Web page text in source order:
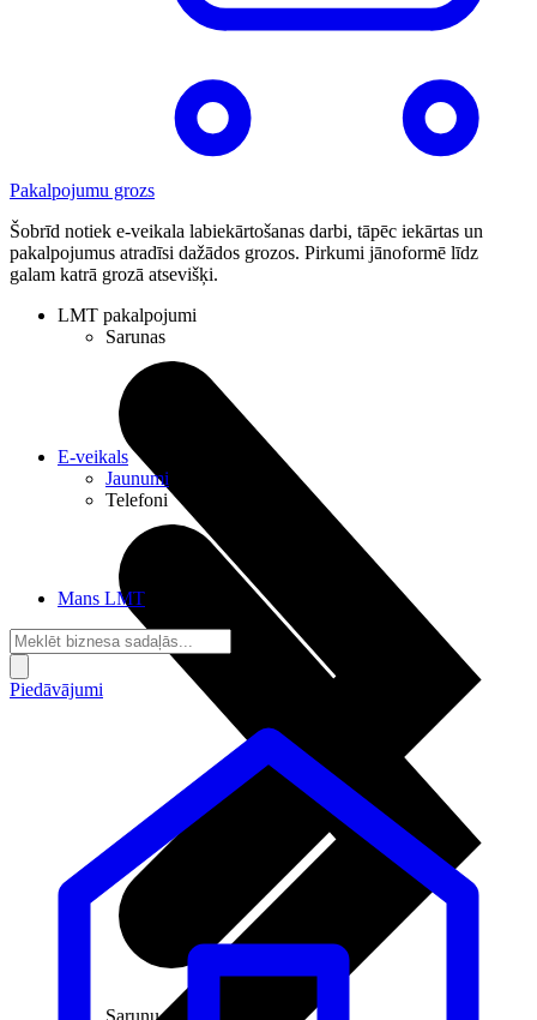
Pakalpojumu grozs
Šobrīd notiek e-veikala labiekārtošanas darbi, tāpēc iekārtas un
pakalpojumus atradīsi dažādos grozos. Pirkumi jānoformē līdz
galam katrā grozā atsevišķi.
LMT pakalpojumi
Sarunas
Sarunu pieslēgumi
E-veikals
Jaunumi
Telefoni
Mans LMT
Piedāvājumi